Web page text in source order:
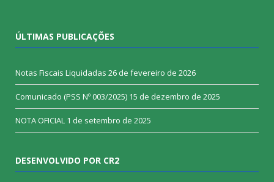
ÚLTIMAS PUBLICAÇÕES
Notas Fiscais Liquidadas 26 de fevereiro de 2026
Comunicado (PSS Nº 003/2025) 15 de dezembro de 2025
NOTA OFICIAL 1 de setembro de 2025
DESENVOLVIDO POR CR2